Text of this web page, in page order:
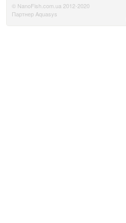
© NanoFish.com.ua 2012-2020
Партнер Aquasys